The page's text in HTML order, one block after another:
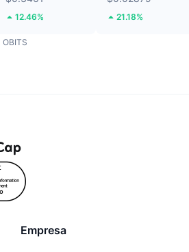
12.46% 21.18%
OBITS
Empresa